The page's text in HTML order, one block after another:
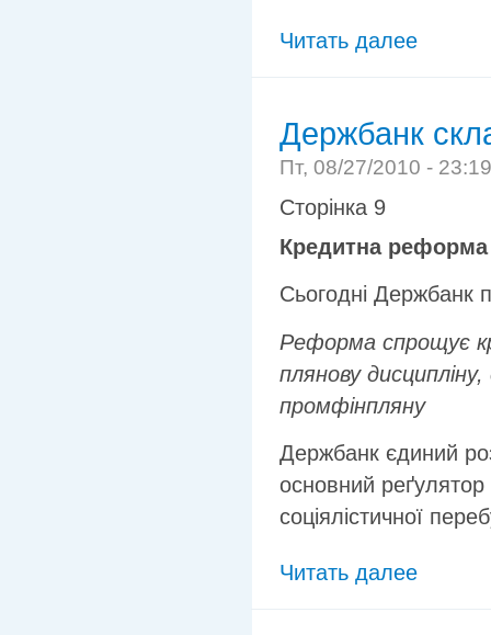
Читать далее
Держбанк
Пт, 08/27/2010 -
Сторінка 9
Кредитна реформа
Сьогодні Держбанк
Реформа спрощує
плянову
промфінпляну
Держбанк єдиний
основний
соціялістичної
Читать далее